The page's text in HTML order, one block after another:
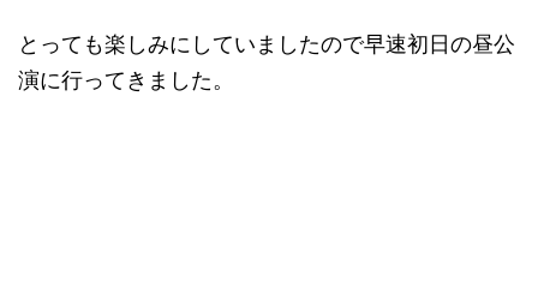
とっても楽しみにしていましたので早速初日の昼公
演に行ってきました。